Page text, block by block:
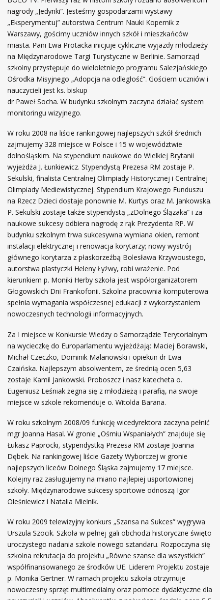
nagrody „Jedynki”. Jesteśmy gospodarzami wystawy
„Eksperymentuj” autorstwa Centrum Nauki Kopernik z
Warszawy, gościmy uczniów innych szkół i mieszkańców
miasta. Pani Ewa Protacka inicjuje cykliczne wyjazdy młodzieży
na Międzynarodowe Targi Turystyczne w Berlinie. Samorząd
szkolny przystępuje do wieloletniego programu Salezjańskiego
Ośrodka Misyjnego „Adopcja na odległość”. Gościem uczniów i
nauczycieli jest ks. biskup
dr Paweł Socha. W budynku szkolnym zaczyna działać system
monitoringu wizyjnego.
W roku 2008 na liście rankingowej najlepszych szkół średnich
zajmujemy 328 miejsce w Polsce i 15 w województwie
dolnośląskim. Na stypendium naukowe do Wielkiej Brytanii
wyjeżdża J. Łunkiewicz. Stypendystą Prezesa RM zostaje P.
Sekulski, finalista Centralnej Olimpiady Historycznej i Centralnej
Olimpiady Mediewistycznej. Stypendium Krajowego Funduszu
na Rzecz Dzieci dostaje ponownie M. Kurtys oraz M. Jankowska.
P. Sekulski zostaje także stypendystą „zDolnego Ślązaka” i za
naukowe sukcesy odbiera nagrodę z rąk Prezydenta RP. W
budynku szkolnym trwa sukcesywna wymiana okien, remont
instalacji elektrycznej i renowacja korytarzy; nowy wystrój
głównego korytarza z płaskorzeźbą Bolesława Krzywoustego,
autorstwa plastyczki Heleny Łyżwy, robi wrażenie. Pod
kierunkiem p. Moniki Herby szkoła jest współorganizatorem
Głogowskich Dni Frankofonii. Szkolna pracownia komputerowa
spełnia wymagania współczesnej edukacji z wykorzystaniem
nowoczesnych technologii informacyjnych.
Za I miejsce w Konkursie Wiedzy o Samorządzie Terytorialnym
na wycieczkę do Europarlamentu wyjeżdżają: Maciej Borawski,
Michał Czeczko, Dominik Malanowski i opiekun dr Ewa
Czaińska. Najlepszym absolwentem, ze średnią ocen 5,63
zostaje Kamil Jankowski. Proboszcz i nasz katecheta o.
Eugeniusz Leśniak żegna się z młodzieżą i parafią, na swoje
miejsce w szkole rekomenduje o. Witolda Barana.
W roku szkolnym 2008/09 funkcję wicedyrektora zaczyna pełnić
mgr Joanna Hasal. W gronie „Ośmiu Wspaniałych” znajduje się
Łukasz Paprocki, stypendystką Prezesa RM zostaje Joanna
Dębek. Na rankingowej liście Gazety Wyborczej w gronie
najlepszych liceów Dolnego Śląska zajmujemy 17 miejsce.
Kolejny raz zasługujemy na miano najlepiej usportowionej
szkoły. Międzynarodowe sukcesy sportowe odnoszą Igor
Oleśniewicz i Natalia Mielnik.
W roku 2009 telewizyjny konkurs „Szansa na Sukces” wygrywa
Urszula Szocik. Szkoła w pełnej gali obchodzi historyczne święto
uroczystego nadania szkole nowego sztandaru. Rozpoczyna się
szkolna rekrutacja do projektu „Równe szanse dla wszystkich”
współfinansowanego ze środków UE. Liderem Projektu zostaje
p. Monika Gertner. W ramach projektu szkoła otrzymuje
nowoczesny sprzęt multimedialny oraz pomoce dydaktyczne dla